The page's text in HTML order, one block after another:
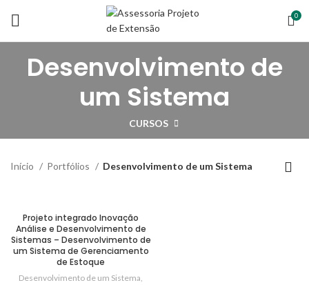
0
Desenvolvimento de
um Sistema
CURSOS
Início Portfólios Desenvolvimento de um Sistema
Projeto integrado Inovação
Análise e Desenvolvimento de
Sistemas – Desenvolvimento de
um Sistema de Gerenciamento
de Estoque
Desenvolvimento de um Sistema,